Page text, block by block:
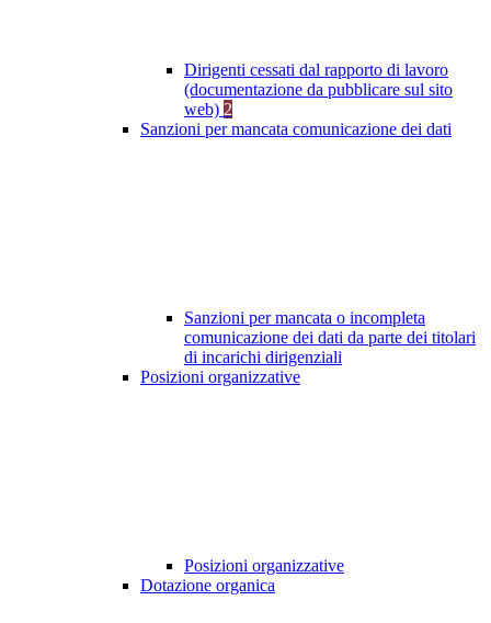
Dirigenti cessati dal rapporto di lavoro
(documentazione da pubblicare sul sito
web) 2
Sanzioni per mancata comunicazione dei dati
Sanzioni per mancata o incompleta
comunicazione dei dati da parte dei titolari
di incarichi dirigenziali
Posizioni organizzative
Posizioni organizzative
Dotazione organica